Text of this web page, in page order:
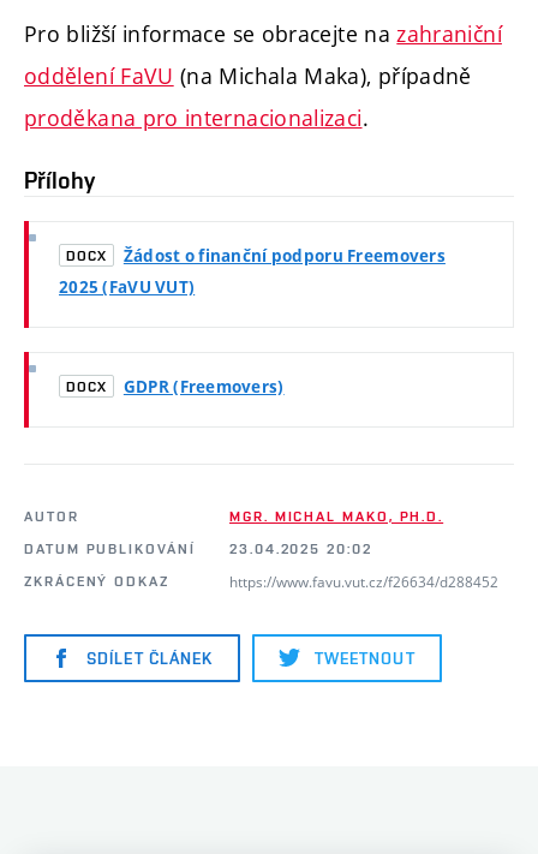
Pro bližší informace se obracejte nazahraniční
oddělení FaVU (na Michala Maka), případně
proděkana pro internacionalizaci.
Přílohy
DOCX
Žádost o finanční podporu Freemovers
2025 (FaVU VUT)
DOCX GDPR (Freemovers)
AUTOR
MGR. MICHAL MAKO, PH.D.
DATUM PUBLIKOVÁNÍ
23.04.2025 20:02
ZKRÁCENÝ ODKAZ
https://www.favu.vut.cz/f26634/d288452
SDÍLET ČLÁNEK TWEETNOUT